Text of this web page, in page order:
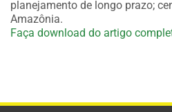
planejamento de longo prazo;
Amazônia.
Faça download do artigo